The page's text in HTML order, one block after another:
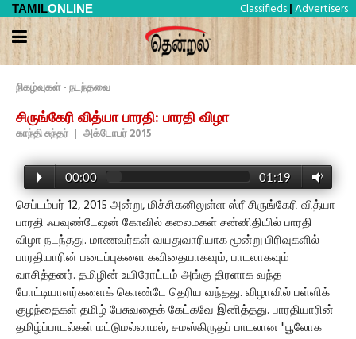
TAMILONLINE Classifieds | Advertisers
நிகழ்வுகள் - நடந்தவை
சிருங்கேரி வித்யா பாரதி: பாரதி விழா
காந்தி சுந்தர் | அக்டோபர் 2015
00:00 01:19
செப்டம்பர் 12, 2015 அன்று, மிச்சிகனிலுள்ள ஸ்ரீ சிருங்கேரி வித்யா
பாரதி ஃபவுண்டேஷன் கோவில் கலைமகள் சன்னிதியில் பாரதி
விழா நடந்தது. மாணவர்கள் வயதுவாரியாக மூன்று பிரிவுகளில்
பாரதியாரின் படைப்புகளை கவிதையாகவும், பாடலாகவும்
வாசித்தனர். தமிழின் உயிரோட்டம் அங்கு திரளாக வந்த
போட்டியாளர்களைக் கொண்டே தெரிய வந்தது. விழாவில் பள்ளிக்
குழந்தைகள் தமிழ் பேசுவதைக் கேட்கவே இனித்தது. பாரதியாரின்
தமிழ்ப்பாடல்கள் மட்டுமல்லாமல், சமஸ்கிருதப் பாடலான "பூலோக